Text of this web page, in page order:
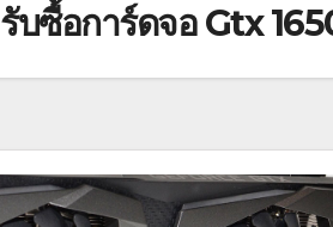
รับซื้อการ์ดจอ Gtx